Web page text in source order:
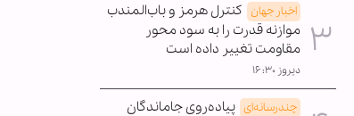
اخبار جهان کنترل هرمز و باب‌المندب
موازنه قدرت را به سود محور
مقاومت تغییر داده است
دیروز ۱۶:۳۰
چندرسانه‌ای پیاده‌روی جاماندگان